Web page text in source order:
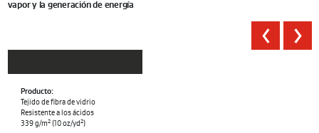
vapor y la generación de energía
Producto:
Tejido de fibra de vidrio
Resistente a los ácidos
339 g/m2(10 oz/yd2)